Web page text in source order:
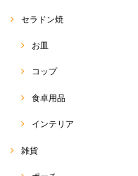
セラドン焼
お皿
コップ
食卓用品
インテリア
雑貨